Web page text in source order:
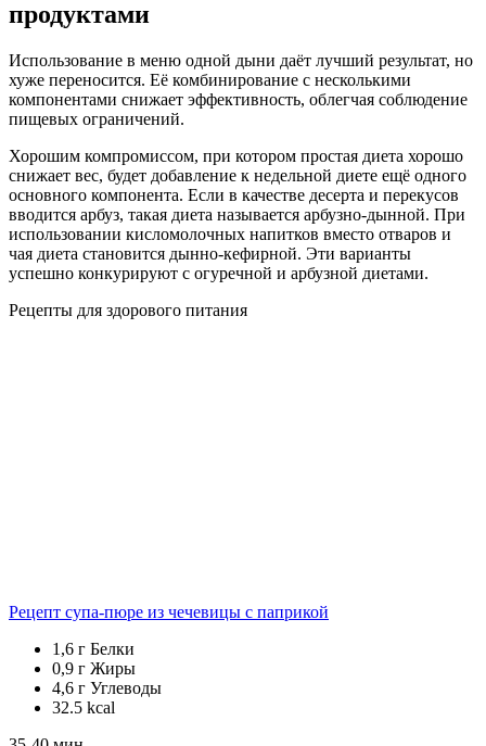
продуктами
Использование в меню одной дыни даёт лучший результат, но
хуже переносится. Её комбинирование с несколькими
компонентами снижает эффективность, облегчая соблюдение
пищевых ограничений.
Хорошим компромиссом, при котором простая диета хорошо
снижает вес, будет добавление к недельной диете ещё одного
основного компонента. Если в качестве десерта и перекусов
вводится арбуз, такая диета называется арбузно-дынной. При
использовании кисломолочных напитков вместо отваров и
чая диета становится дынно-кефирной. Эти варианты
успешно конкурируют с огуречной и арбузной диетами.
Рецепты для здорового питания
Рецепт супа-пюре из чечевицы с паприкой
1,6 г Белки
0,9 г Жиры
4,6 г Углеводы
32.5 kcal